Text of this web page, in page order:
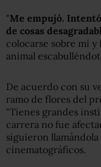
"Me empujó.
de cosas
colocarse sobre mí y
animal
De acuerdo con su
ramo de flores del
"Tienes grandes
carrera no fue
siguieron
cinematográficos.